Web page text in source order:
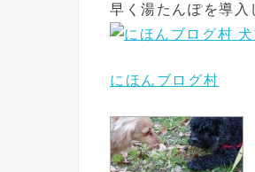
早く湯たんぽを導入
にほんブログ村